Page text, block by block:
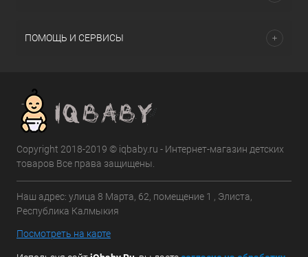
ПОМОЩЬ И СЕРВИСЫ
Copyright 2018-2019 © iqbaby.ru - Интернет-магазин детских
товаров Все права защищены.
Наш адрес: улица 8 Марта, 62, помещение 1 , Элиста,
Республика Калмыкия
Посмотреть на карте